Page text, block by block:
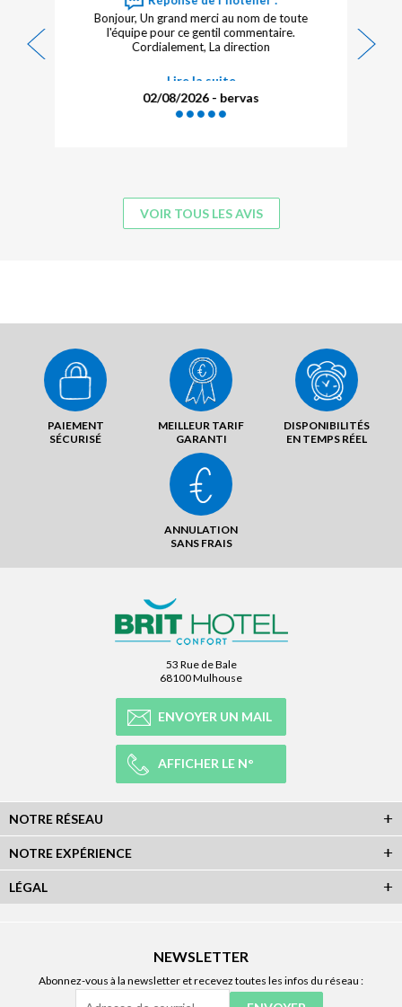
Bonjour, Un grand merci au nom de toute
l'équipe pour ce gentil commentaire.
Cordialement, La direction
Lire la suite
02/08/2026 - bervas
VOIR TOUS LES AVIS
PAIEMENT
SÉCURISÉ
MEILLEUR TARIF
GARANTI
DISPONIBILITÉS
EN TEMPS RÉEL
ANNULATION
SANS FRAIS
53 Rue de Bale
68100 Mulhouse
ENVOYER UN MAIL
AFFICHER LE N°
NOTRE RÉSEAU
NOTRE EXPÉRIENCE
LÉGAL
NEWSLETTER
Abonnez-vous à la newsletter et recevez toutes les infos du réseau :